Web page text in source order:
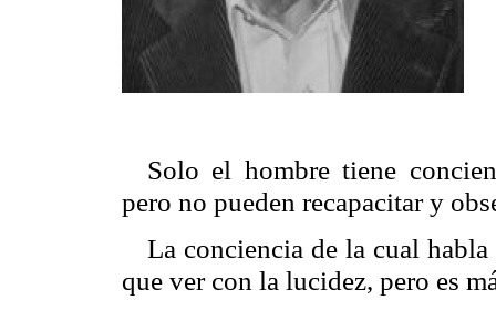
Solo el hombre tiene
pero no pueden recapacitar y
La conciencia de la cual
que ver con la lucidez, pero es